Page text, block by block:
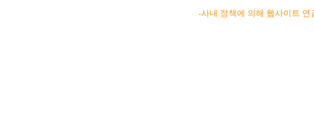
-사내 정책에 의해 웹사이트